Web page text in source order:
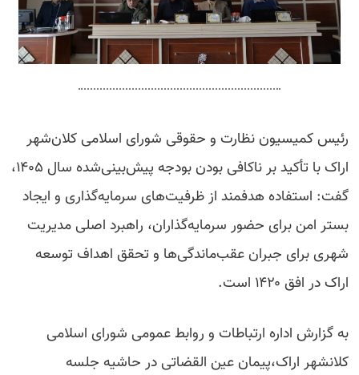
رئیس کمیسیون نظارت و حقوقی شورای اسلامی کلان‌شهر
اراک با تأکید بر ناکافی بودن بودجه پیش‌بینی‌شده سال ۱۴۰۵،
گفت: استفاده هدفمند از ظرفیت‌های سرمایه‌گذاری و ایجاد
بستر امن برای حضور سرمایه‌گذاران، راهبرد اصلی مدیریت
شهری برای جبران عقب‌ماندگی‌ها و تحقق اهداف توسعه
اراک در افق ۱۴۲۰ است.
به گزارش اداره ارتباطات و روابط عمومی شورای اسلامی
کلانشهر اراک،پیمان عین القضاتی در حاشیه جلسه